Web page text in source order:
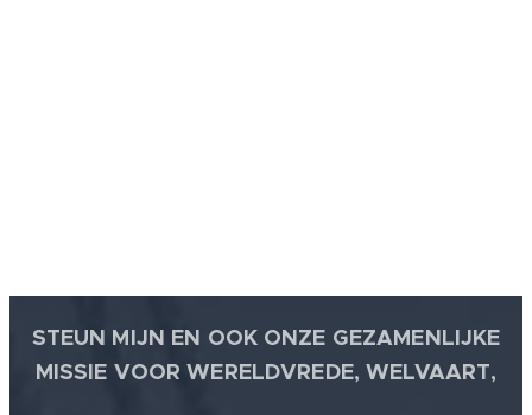
STEUN MIJN EN OOK ONZE GEZAMENLIJKE
MISSIE VOOR WERELDVREDE, WELVAART,